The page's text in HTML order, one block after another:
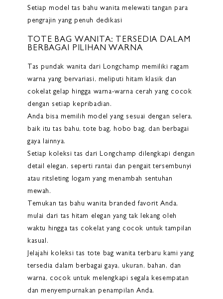
Setiap model tas bahu wanita melewati tangan para
pengrajin yang penuh dedikasi
TOTE BAG WANITA: TERSEDIA DALAM
BERBAGAI PILIHAN WARNA
Tas pundak wanita dari Longchamp memiliki ragam
warna yang bervariasi, meliputi hitam klasik dan
cokelat gelap hingga warna-warna cerah yang cocok
dengan setiap kepribadian.
Anda bisa memilih model yang sesuai dengan selera,
baik itu tas bahu, tote bag, hobo bag, dan berbagai
gaya lainnya.
Setiap koleksi tas dari Longchamp dilengkapi dengan
detail elegan, seperti rantai dan pengait tersembunyi
atau ritsleting logam yang menambah sentuhan
mewah.
Temukan tas bahu wanita branded favorit Anda,
mulai dari tas hitam elegan yang tak lekang oleh
waktu hingga tas cokelat yang cocok untuk tampilan
kasual.
Jelajahi koleksi tas tote bag wanita terbaru kami yang
tersedia dalam berbagai gaya, ukuran, bahan, dan
warna, cocok untuk melengkapi segala kesempatan
dan menyempurnakan penampilan Anda.